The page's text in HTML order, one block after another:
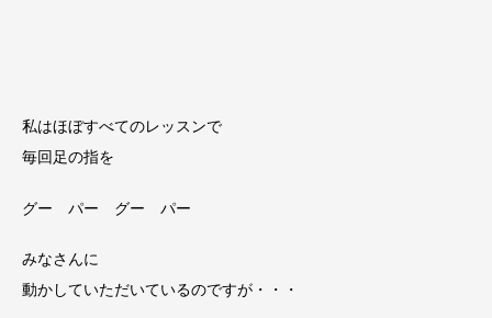
私はほぼすべてのレッスンで
毎回足の指を
グー パー グー パー
みなさんに
動かしていただいているのですが・・・